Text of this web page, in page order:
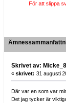
För att slippa
Skrivet av:
« skrivet: 31 augusti
Där var en som var
Det jag tycker är